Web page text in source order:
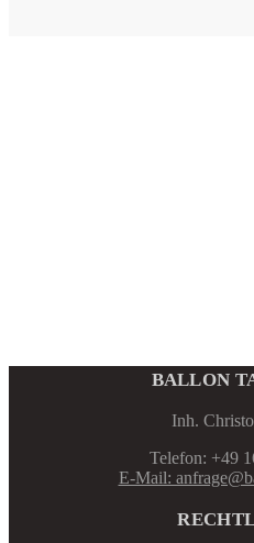
BALLON
Inh.
Telefon: +49
E-Mail: